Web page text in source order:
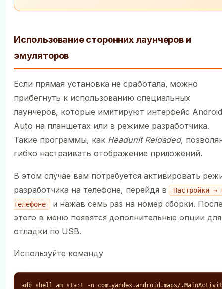
Использование сторонних лаунчеров и
эмуляторов
Если прямая установка не сработала, можно
прибегнуть к использованию специальных
лаунчеров, которые имитируют интерфейс Android
Auto на планшетах или в режиме разработчика.
Такие программы, как Headunit Reloaded,
гибко настраивать отображение приложений.
В этом случае вам потребуется активировать
разработчика на телефоне, перейдя в
Настройки →
телефоне
и нажав семь раз на номер сборки. После
этого в меню появятся дополнительные опции для
отладки по USB.
Используйте команду
adb shell am start -n com.yandex.android.maps/